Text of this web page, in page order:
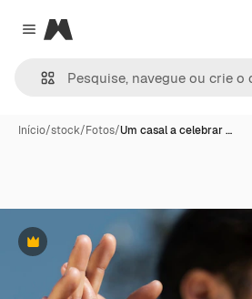
Close menu
Magnific
Início/stock/Fotos/Um casal a celebrar …
Premium